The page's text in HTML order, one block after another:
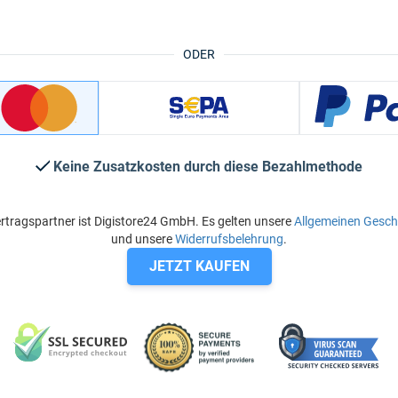
ODER
Keine Zusatzkosten durch diese Bezahlmethode
ist Digistore24 GmbH. Es gelten unsereAllgemeinen
und unsereWiderrufsbelehrung.
JETZT KAUFEN